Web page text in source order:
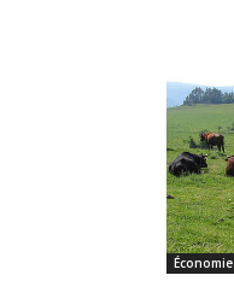
Économie